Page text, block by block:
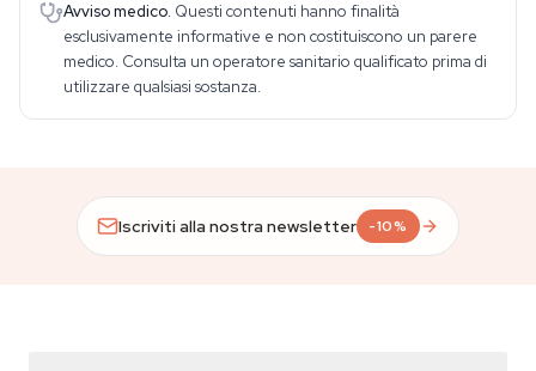
Avviso medico. Questi contenuti hanno finalità
esclusivamente informative e non costituiscono un parere
medico. Consulta un operatore sanitario qualificato prima di
utilizzare qualsiasi sostanza.
Iscriviti alla nostra newsletter -10%